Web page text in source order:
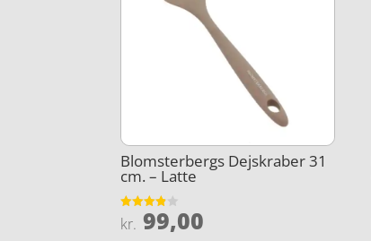
Blomsterbergs Dejskraber 31
cm. – Latte
Vurderet
3.8
kr. 99,00